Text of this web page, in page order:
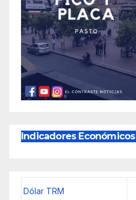
Indicadores Económicos
Dólar TRM